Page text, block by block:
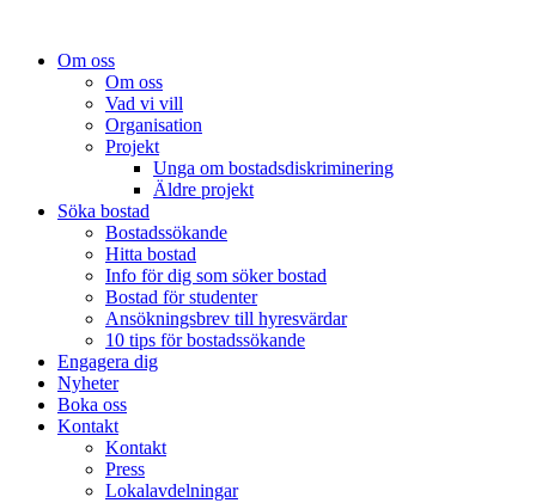
Om oss
Om oss
Vad vi vill
Organisation
Projekt
Unga om bostadsdiskriminering
Äldre projekt
Söka bostad
Bostadssökande
Hitta bostad
Info för dig som söker bostad
Bostad för studenter
Ansökningsbrev till hyresvärdar
10 tips för bostadssökande
Engagera dig
Nyheter
Boka oss
Kontakt
Kontakt
Press
Lokalavdelningar